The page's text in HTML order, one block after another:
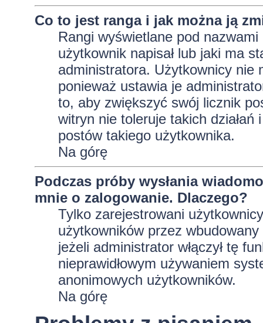
Co to jest ranga i jak można ją
Rangi wyświetlane pod
użytkownik napisał lub jaki ma
administratora. Użytkownicy nie
ponieważ ustawia je
to, aby zwiększyć swój licznik
witryn nie toleruje takich
postów takiego użytkownika.
Na górę
Podczas próby wysłania
mnie o zalogowanie. Dlaczego?
Tylko zarejestrowani
użytkowników przez
jeżeli administrator włączył tę
nieprawidłowym używaniem
anonimowych użytkowników.
Na górę